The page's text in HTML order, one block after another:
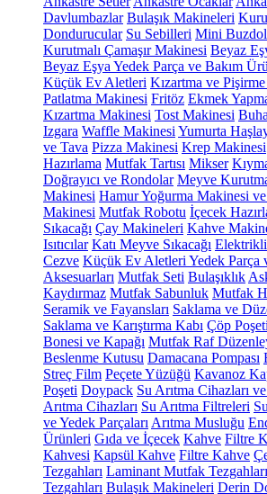
Davlumbazlar Bulaşık Makineleri
Dondurucular Su Sebilleri Mini
Kurutmalı Çamaşır Makinesi Beyaz
Beyaz Eşya Yedek Parça ve Bakım
Küçük Ev Aletleri Kızartma ve
Patlatma Makinesi Fritöz Ekmek
Kızartma Makinesi Tost Makinesi
Izgara Waffle Makinesi Yumurta
ve Tava Pizza Makinesi Krep Makinesi
Hazırlama Mutfak Tartısı Mikser
Doğrayıcı ve Rondolar Meyve
Makinesi Hamur Yoğurma Makinesi
Makinesi Mutfak Robotu İçecek
Sıkacağı Çay Makineleri Kahve
Isıtıcılar Katı Meyve Sıkacağı
Cezve Küçük Ev Aletleri Yedek Parça
Aksesuarları Mutfak Seti Bulaşıklık
Kaydırmaz Mutfak Sabunluk Mutfak
Seramik ve Fayansları Saklama ve
Saklama ve Karıştırma Kabı Çöp Poşeti
Bonesi ve Kapağı Mutfak Raf
Beslenme Kutusu Damacana Pompası
Streç Film Peçete Yüzüğü Kavanoz
Poşeti Doypack Su Arıtma Cihazları
Arıtma Cihazları Su Arıtma Filtreleri
ve Yedek Parçaları Arıtma Musluğu
Ürünleri Gıda ve İçecek Kahve Filtre
Kahvesi Kapsül Kahve Filtre Kahve
Tezgahları Laminant Mutfak Tezgahları
Tezgahları Bulaşık Makineleri Derin